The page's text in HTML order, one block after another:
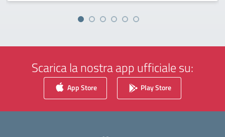
Scarica la nostra app ufficiale su:
App Store Play Store